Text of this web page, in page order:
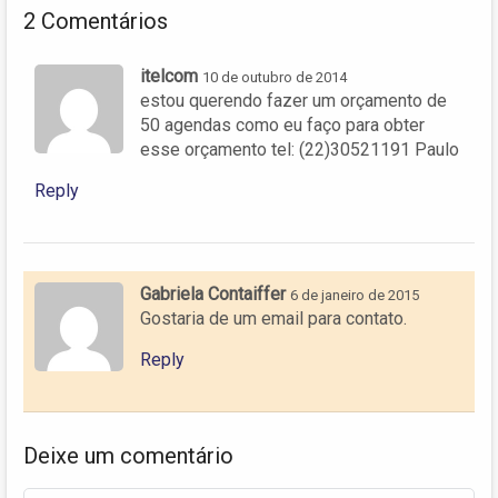
2 Comentários
itelcom 10 de outubro de 2014
estou querendo fazer um orçamento de
50 agendas como eu faço para obter
esse orçamento tel: (22)30521191 Paulo
Reply
Gabriela Contaiffer 6 de janeiro de 2015
Gostaria de um email para contato.
Reply
Deixe um comentário